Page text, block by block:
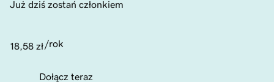
Już dziś zostań członkiem
18,58 zł /rok
Dołącz teraz